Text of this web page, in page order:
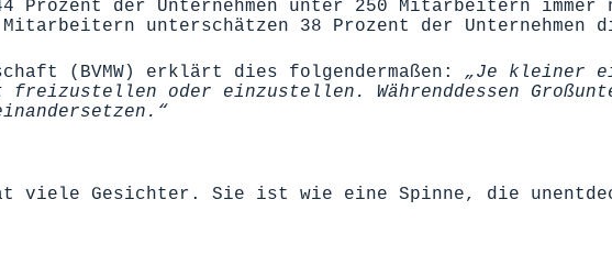
der Unternehmen unter 250 Mitarbeitern immer
unterschätzen 38 Prozent der Unternehmen
(BVMW) erklärt dies folgendermaßen:
„Je kleiner
oder einzustellen. Währenddessen
viele Gesichter. Sie ist wie eine Spinne, die